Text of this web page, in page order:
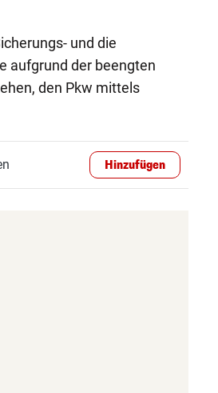
und die
aufgrund der beengten
den Pkw mittels
Hinzufügen